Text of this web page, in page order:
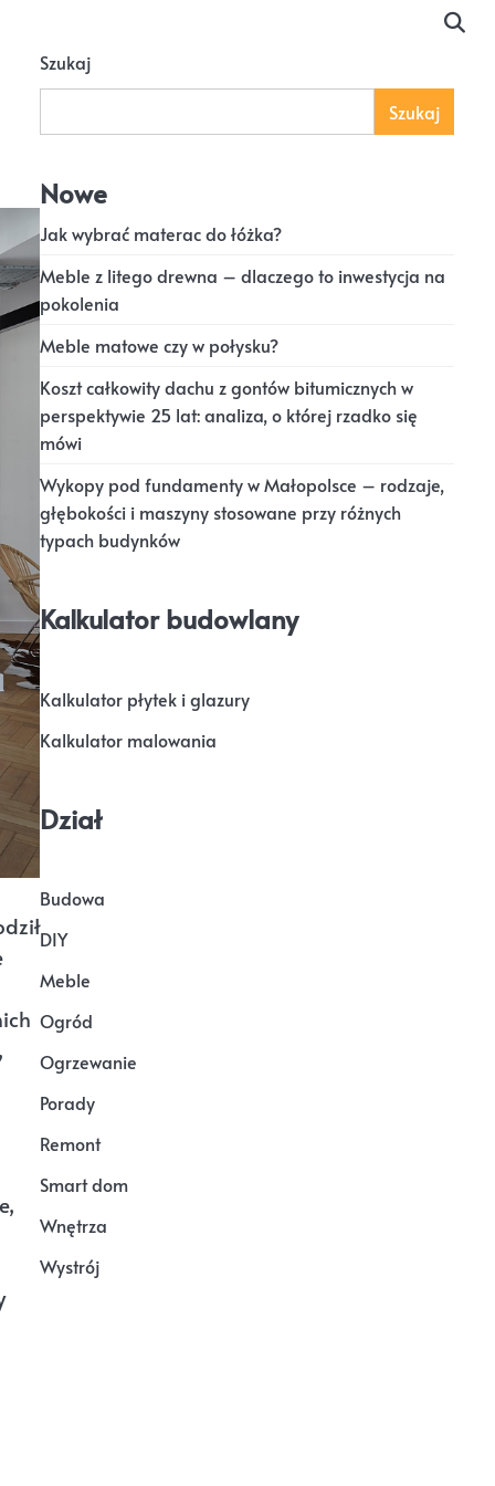
Szukaj
Szukaj
Nowe
Jak wybrać materac do łóżka?
Meble z litego drewna – dlaczego to inwestycja na
pokolenia
Meble matowe czy w połysku?
Koszt całkowity dachu z gontów bitumicznych w
perspektywie 25 lat: analiza, o której rzadko się
mówi
Wykopy pod fundamenty w Małopolsce – rodzaje,
głębokości i maszyny stosowane przy różnych
typach budynków
Kalkulator budowlany
Kalkulator płytek i glazury
Kalkulator malowania
Dział
Budowa
DIY
Meble
Ogród
Ogrzewanie
Porady
Remont
Smart dom
Wnętrza
Wystrój